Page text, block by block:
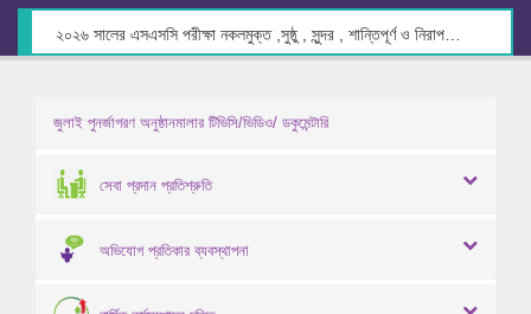
জুলাই পুনর্জাগরণ অনুষ্ঠানমালার টিভিসি/ভিডিও/ ডকুমেন্টারি
সেবা প্রদান প্রতিশ্রুতি
অভিযোগ প্রতিকার ব্যবস্থাপনা